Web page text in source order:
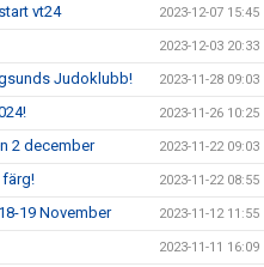
vt24 2023-12-07 15:45
2023-12-03 20:33
Judoklubb! 2023-11-28 09:03
2023-11-26 10:25
2 december 2023-11-22 09:03
2023-11-22 08:55
19 November 2023-11-12 11:55
2023-11-11 16:09